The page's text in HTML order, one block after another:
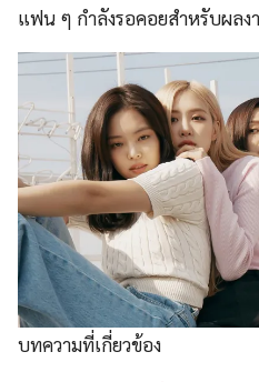
แฟน ๆ กำลังรอคอยสำหรับผลง
บทความที่เกี่ยวข้อง